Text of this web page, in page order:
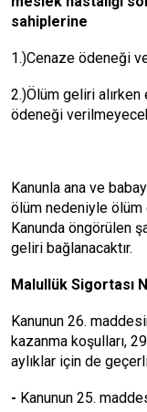
sahiplerine
1.)Cenaze ödeneği
2.)Ölüm geliri alırken
ödeneği
Kanunla ana ve
ölüm nedeniyle ölüm
Kanunda öngörülen
geliri bağlanacaktır.
Malullük Sigortası
Kanunun 26.
kazanma koşulları,
aylıklar için de
- Kanunun 25.